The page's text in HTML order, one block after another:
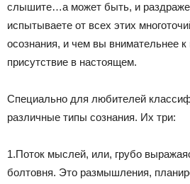
слышите…а может быть, и
испытываете от всех этих
осознания, и чем вы внимательнее
присутствие в настоящем.
Специально для любителей
различные типы сознания. Их три:
1.Поток мыслей, или, грубо
болтовня. Это размышления,